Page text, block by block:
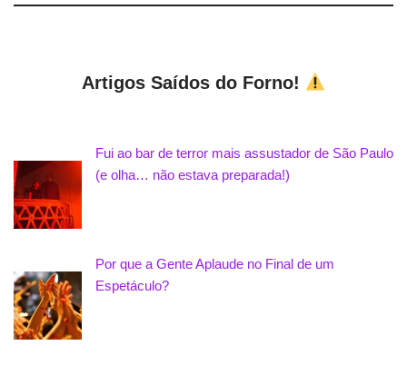
Artigos Saídos do Forno!
Fui ao bar de terror mais assustador de São Paulo
(e olha… não estava preparada!)
Por que a Gente Aplaude no Final de um
Espetáculo?